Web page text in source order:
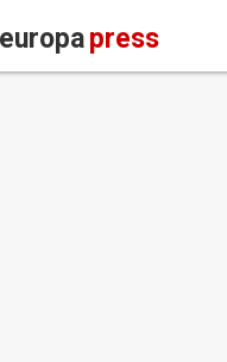
europapress